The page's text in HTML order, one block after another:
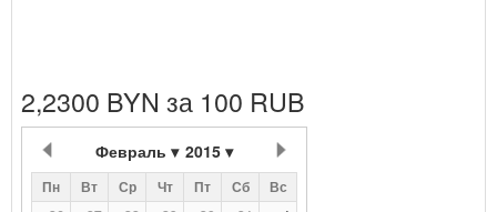
2,2300 BYN за 100 RUB
Февраль 2015
Пн Вт Ср Чт Пт Сб
Вс